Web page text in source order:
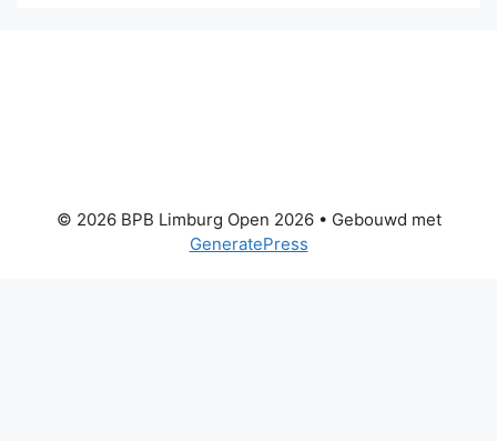
© 2026 BPB Limburg Open 2026• Gebouwd met
GeneratePress